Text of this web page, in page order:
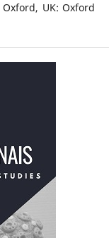
UK: Oxford